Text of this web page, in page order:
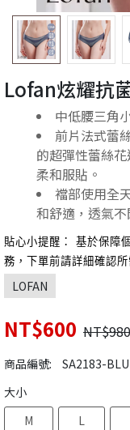
Lofan炫耀抗
中低腰三角
前片法式蕾
的超彈性蕾絲
柔和服貼。
襠部使用全
和舒適，透氣
貼心小提醒： 基於保障
務，下單前請詳細確認所
LOFAN
NT$600 NT$980
商品編號:
SA2183-
大小
M
L